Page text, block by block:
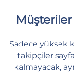
Sadece yüksek
takipçiler
kalmayacak,